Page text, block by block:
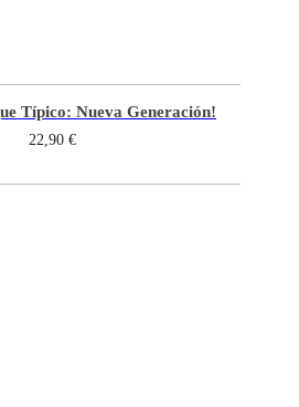
Típico: Nueva Generación!
22,90 €